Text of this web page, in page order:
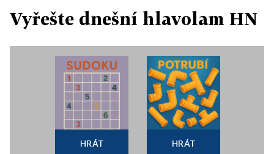
Vyřešte dnešní hlavolam HN
HRÁT HRÁT